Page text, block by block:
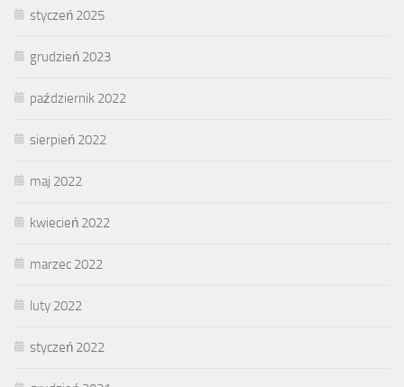
styczeń 2025
grudzień 2023
październik 2022
sierpień 2022
maj 2022
kwiecień 2022
marzec 2022
luty 2022
styczeń 2022